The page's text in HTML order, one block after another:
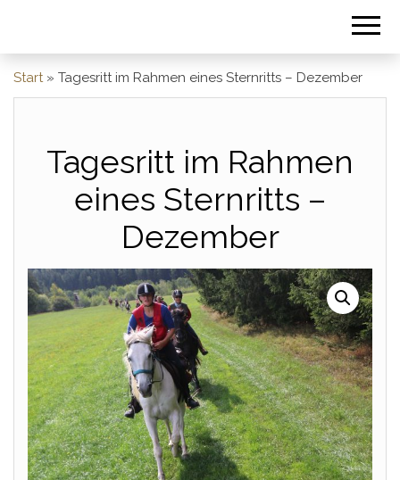
Start» Tagesritt im Rahmen eines Sternritts – Dezember
Tagesritt im Rahmen
eines Sternritts –
Dezember